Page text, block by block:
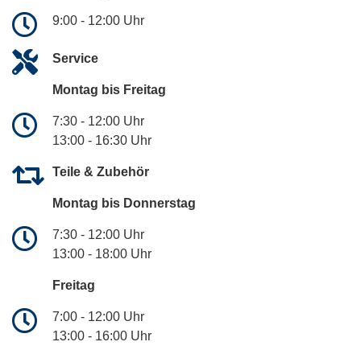
9:00 - 12:00 Uhr
Service
Montag bis Freitag
7:30 - 12:00 Uhr
13:00 - 16:30 Uhr
Teile & Zubehör
Montag bis Donnerstag
7:30 - 12:00 Uhr
13:00 - 18:00 Uhr
Freitag
7:00 - 12:00 Uhr
13:00 - 16:00 Uhr